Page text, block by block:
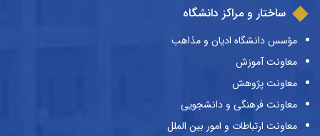
ساختار و مراکز دانشگاه
مؤسس دانشگاه ادیان و مذاهب
معاونت آموزش
معاونت پژوهش
معاونت فرهنگی و دانشجویی
معاونت ارتباطات و امور بین الملل